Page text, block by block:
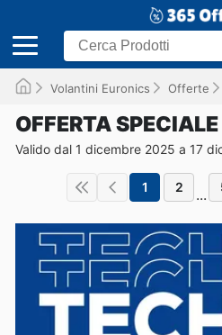
Volantini Euronics Offerte
OFFERTA
Valido dal 1 dicembre 2025 a 17
1 2 ...